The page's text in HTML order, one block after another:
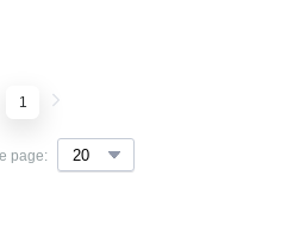
page:
1